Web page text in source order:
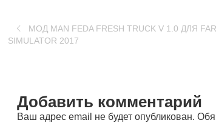
МОД MAN FEDA FRESH TRUCK V 1.0 ДЛЯ
SIMULATOR 2017
Добавить комментарий
Ваш адрес email не будет опубликован.